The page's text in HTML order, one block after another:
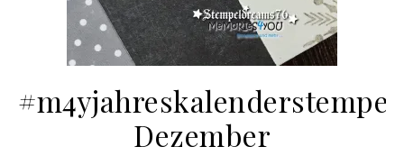
Dezember